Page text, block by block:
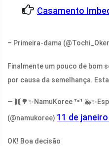
Casamento
– Primeira-dama
Finalmente um pouco de bom
por causa da semelhança.
— ⟭⟬🌳✨NamuKoree ⁷⁼¹
(@namukoree) 11 de
OK! Boa decisão